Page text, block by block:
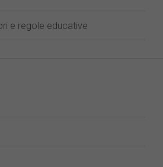
e regole educative